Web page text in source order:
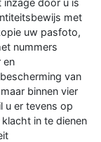
met
uw pasfoto,
nummers
en
van
binnen vier
u er tevens op
in te dienen